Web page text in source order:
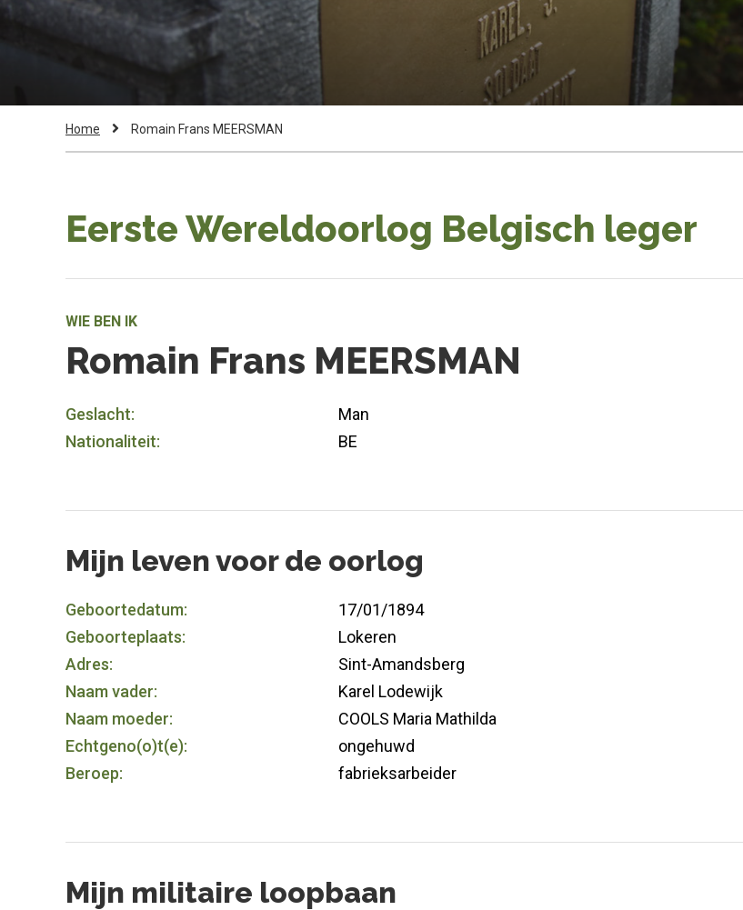
Kruimelpad
Home
Current
Romain Frans MEERSMAN
Eerste Wereldoorlog Belgisch leger
WIE BEN IK
Romain Frans MEERSMAN
Geslacht:
Man
Nationaliteit:
BE
Mijn leven voor de oorlog
Geboortedatum:
17/01/1894
Geboorteplaats:
Lokeren
Adres:
Sint-Amandsberg
Naam vader:
Karel Lodewijk
Naam moeder:
COOLS Maria Mathilda
Echtgeno(o)t(e):
ongehuwd
Beroep:
fabrieksarbeider
Mijn militaire loopbaan